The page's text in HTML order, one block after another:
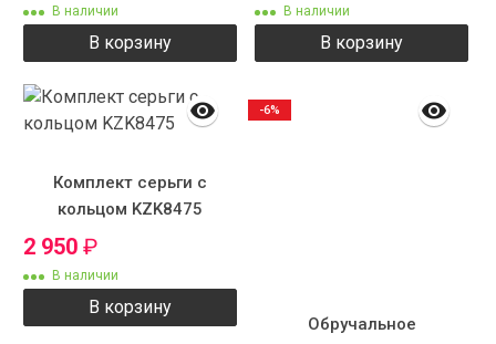
В наличии
В корзину
В наличии
В корзину
Комплект серьги с
кольцом KZK8475
2 950 ₽
В наличии
В корзину
Обручальное
-6%